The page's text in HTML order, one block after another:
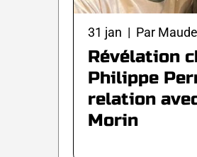
31 jan | Par
Révélation
Philippe
relation
Morin